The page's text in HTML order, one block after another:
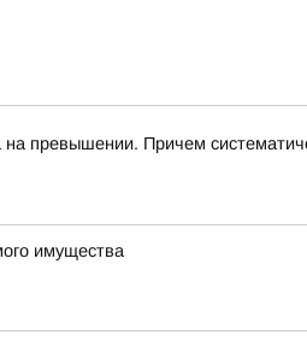
превышении. Причем
имущества